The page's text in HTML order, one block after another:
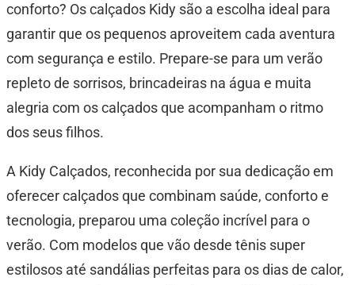
conforto? Os calçados Kidy são a escolha ideal para
garantir que os pequenos aproveitem cada aventura
com segurança e estilo. Prepare-se para um verão
repleto de sorrisos, brincadeiras na água e muita
alegria com os calçados que acompanham o ritmo
dos seus filhos.
A Kidy Calçados, reconhecida por sua dedicação em
oferecer calçados que combinam saúde, conforto e
tecnologia, preparou uma coleção incrível para o
verão. Com modelos que vão desde tênis super
estilosos até sandálias perfeitas para os dias de calor,